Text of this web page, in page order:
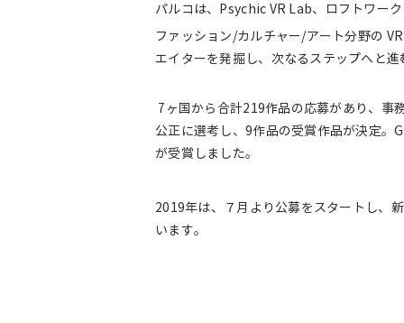
パルコは、Psychic VR Lab、ロフトワー
ファッション/カルチャー/アート分野の
エイターを発掘し、次なるステップへと
7ヶ国から合計219作品の応募があり、事
公正に選考し、9作品の受賞作品が決定。
が受賞しました。
2019年は、７月より公募をスタートし、
います。